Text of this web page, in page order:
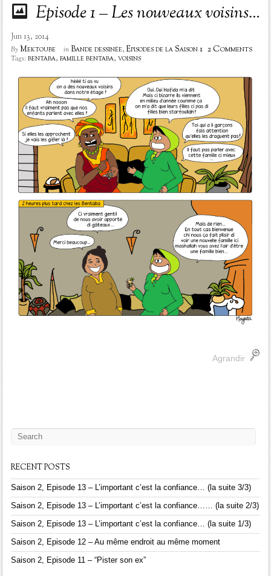
Episode 1 – Les nouveaux voisins…
Jun 13, 2014
ByMektoube in Bande dessinée, Episodes de la Saison 1 2 Comments
Tags:bentaba, famille bentaba, voisins
Agrandir
RECENT POSTS
Saison 2, Episode 13 – L’important c’est la confiance… (la suite 3/3)
Saison 2, Episode 13 – L’important c’est la confiance…… (la suite 2/3)
Saison 2, Episode 13 – L’important c’est la confiance… (la suite 1/3)
Saison 2, Episode 12 – Au même endroit au même moment
Saison 2, Episode 11 – “Pister son ex”